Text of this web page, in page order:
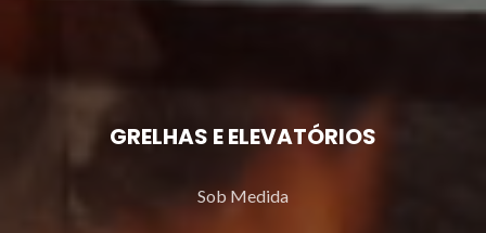
GRELHAS E ELEVATÓRIOS
Sob Medida